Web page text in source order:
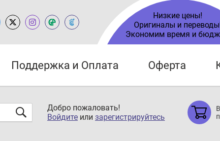
Низкие цены!
Оригиналы и
Экономим время и
Поддержка и Оплата Оферта
Добро пожаловать!
Войдите или зарегистрируйтесь